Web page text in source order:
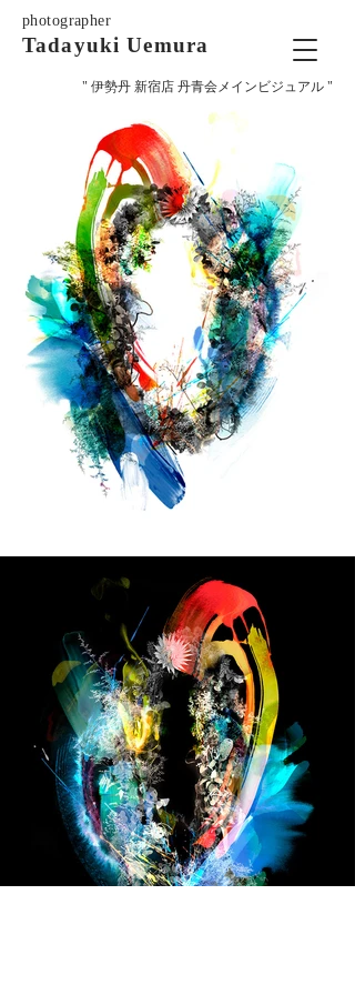
photographer
Tadayuki Uemura
" 伊勢丹 新宿店 丹青会メインビジュアル "